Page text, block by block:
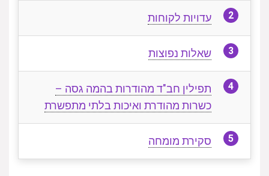
עדויות לקוחות
שאלות נפוצות
תפילין חב"ד מהודרות בהמה גסה –
כשרות מהודרת ואיכות בלתי מתפשרת
סקירת מומחה